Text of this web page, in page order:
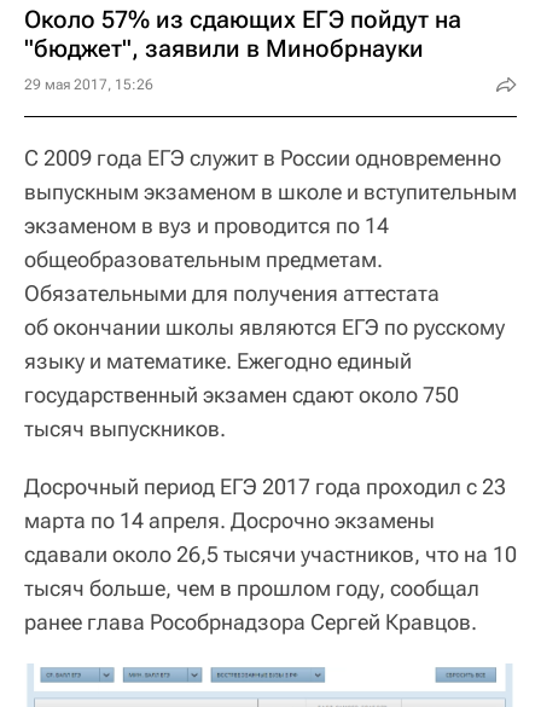
Около 57% из сдающих ЕГЭ пойдут на
"бюджет", заявили в Минобрнауки
29 мая 2017, 15:26
С 2009 года ЕГЭ служит в России одновременно
выпускным экзаменом в школе и вступительным
экзаменом в вуз и проводится по 14
общеобразовательным предметам.
Обязательными для получения аттестата
об окончании школы являются ЕГЭ по русскому
языку и математике. Ежегодно единый
государственный экзамен сдают около 750
тысяч выпускников.
Досрочный период ЕГЭ 2017 года проходил с 23
марта по 14 апреля. Досрочно экзамены
сдавали около 26,5 тысячи участников, что на 10
тысяч больше, чем в прошлом году, сообщал
ранее глава Рособрнадзора Сергей Кравцов.